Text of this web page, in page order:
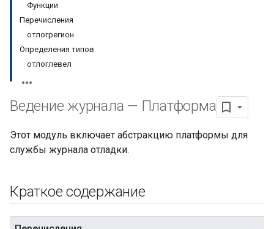
Функции
Перечисления
отлогрегион
Определения типов
отлоглевел
Ведение журнала — Платформа
Этот модуль включает абстракцию платформы для
службы журнала отладки.
Краткое содержание